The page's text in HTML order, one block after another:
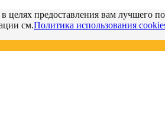
целях предоставления вам лучшего
см.Политика использования